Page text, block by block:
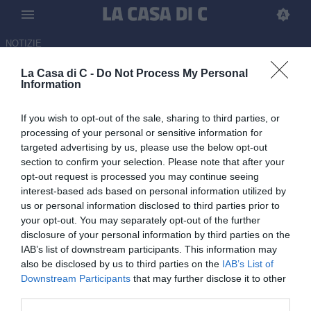
La Casa di C - Do Not Process My Personal
Information
If you wish to opt-out of the sale, sharing to third parties, or
processing of your personal or sensitive information for
targeted advertising by us, please use the below opt-out
section to confirm your selection. Please note that after your
opt-out request is processed you may continue seeing
interest-based ads based on personal information utilized by
us or personal information disclosed to third parties prior to
your opt-out. You may separately opt-out of the further
disclosure of your personal information by third parties on the
IAB’s list of downstream participants. This information may
also be disclosed by us to third parties on the IAB’s List of
Downstream Participants that may further disclose it to other
NOTIZIE
Verso Ascoli-Brescia, un solo
formazione dei bianconeri
07.06.2026 15:00 diCarmine Rossi
La squadra bianconera si prepara alla finale di ritorno da giocare in
un Del Duca tutto esaurito: le possibili scelte di formazione.